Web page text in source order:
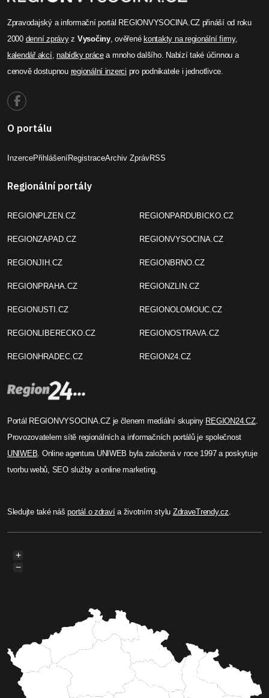
Zpravodajský a informační portál REGIONVYSOCINA.CZ přináší od roku
2000 denní zprávyz Vysočiny, ověřené kontakty na regionální firmy,
kalendář akcí,nabídky prácea mnoho dalšího. Nabízí také účinnou a
cenově dostupnou regionální inzerci pro podnikatele i jednotlivce.
O portálu
InzercePřihlášeníRegistraceArchiv ZprávRSS
Regionální portály
REGIONPLZEN.CZ
REGIONZAPAD.CZ
REGIONJIH.CZ
REGIONPRAHA.CZ
REGIONUSTI.CZ
REGIONLIBERECKO.CZ
REGIONHRADEC.CZ
REGIONPARDUBICKO.CZ
REGIONVYSOCINA.CZ
REGIONBRNO.CZ
REGIONZLIN.CZ
REGIONOLOMOUC.CZ
REGIONOSTRAVA.CZ
REGION24.CZ
Portál REGIONVYSOCINA.CZ je členem mediální skupiny REGION24.CZ.
Provozovatelem sítě regionálních a informačních portálů je společnost
UNIWEB. Online agentura UNIWEB byla založená v roce 1997 a poskytuje
tvorbu webů, SEO služby a online marketing.
Sledujte také nášportál o zdravía životním stylu ZdraveTrendy.cz.
+
−